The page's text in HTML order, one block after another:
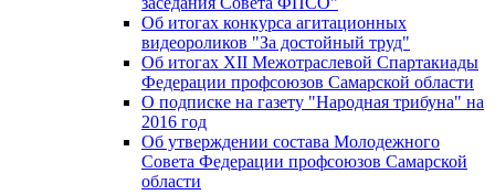
Об итогах конкурса агитационных
видеороликов "За достойный труд"
Об итогах XII Межотраслевой Спартакиады
Федерации профсоюзов Самарской области
О подписке на газету "Народная трибуна" на
2016 год
Об утверждении состава Молодежного
Совета Федерации профсоюзов Самарской
области